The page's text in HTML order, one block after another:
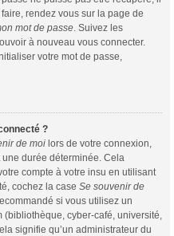
rendez vous sur la page de
mot de passe. Suivez les
à nouveau vous connecter.
votre mot de passe,
?
de moi lors de votre connexion,
durée déterminée. Cela
compte à votre insu en utilisant
cochez la case Se souvenir de
si vous utilisez un
cyber-café, université,
signifie qu’un administrateur du